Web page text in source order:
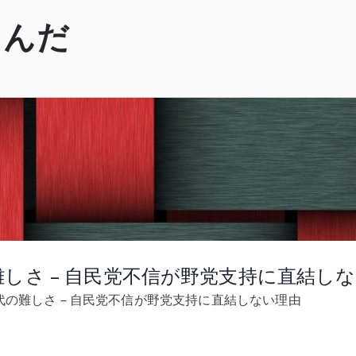
だ
さ – 自民党不信が野党支持に直結し
難しさ – 自民党不信が野党支持に直結しない理由